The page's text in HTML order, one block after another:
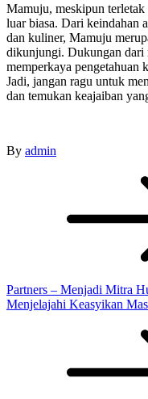
Mamuju, meskipun
luar biasa. Dari keindahan
dan kuliner, Mamuju
dikunjungi. Dukungan dari
memperkaya pengetahuan
Jadi, jangan ragu untuk
dan temukan keajaiban
By admin
Partners – Menjadi Mitra
Menjelajahi Keasyikan